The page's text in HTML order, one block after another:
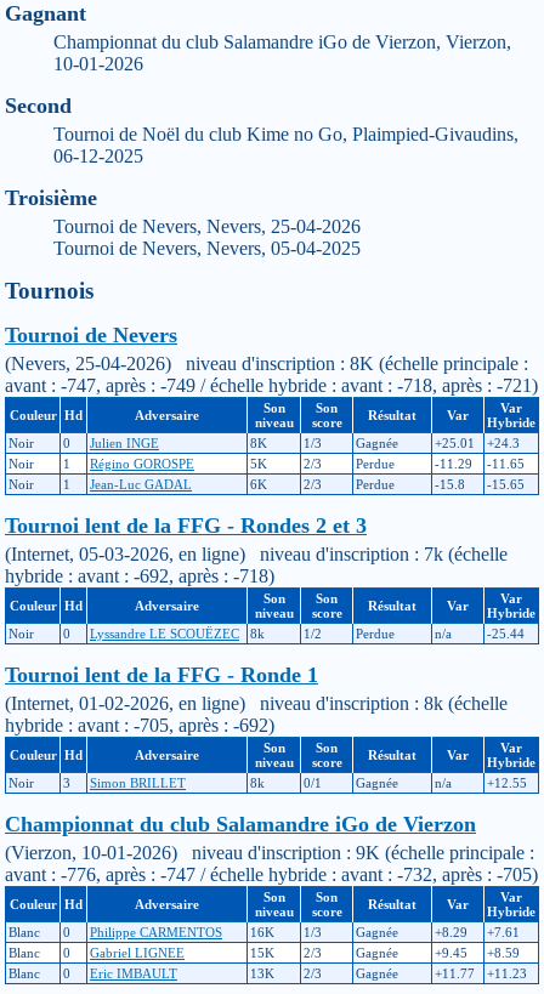
Gagnant
Championnat du club Salamandre iGo de Vierzon, Vierzon,
10-01-2026
Second
Tournoi de Noël du club Kime no Go, Plaimpied-Givaudins,
06-12-2025
Troisième
Tournoi de Nevers, Nevers, 25-04-2026
Tournoi de Nevers, Nevers, 05-04-2025
Tournois
Tournoi de Nevers
(Nevers, 25-04-2026) niveau d'inscription : 8K (échelle principale :
avant : -747, après : -749 / échelle hybride : avant : -718, après : -721)
Couleur Hd Adversaire
Son
niveau
Son
score
Résultat Var
Var
Hybride
Noir
0 Julien INGE 8K 1/3 Gagnée +25.01
+24.3
Noir
1 Régino GOROSPE 5K 2/3 Perdue -11.29
-11.65
Noir
1 Jean-Luc GADAL 6K 2/3 Perdue -15.8 -15.65
Tournoi lent de la FFG - Rondes 2 et 3
(Internet, 05-03-2026, en ligne) niveau d'inscription : 7k (échelle
hybride : avant : -692, après : -718)
Couleur Hd Adversaire
Son
niveau
Son
score
Résultat Var
Var
Hybride
Noir
0 Lyssandre LE SCOUËZEC 8k 1/2 Perdue n/a -25.44
Tournoi lent de la FFG - Ronde 1
(Internet, 01-02-2026, en ligne) niveau d'inscription : 8k (échelle
hybride : avant : -705, après : -692)
Couleur Hd Adversaire
Son
niveau
Son
score
Résultat Var
Var
Hybride
Noir
3 Simon BRILLET 8k 0/1 Gagnée n/a +12.55
Championnat du club Salamandre iGo de Vierzon
(Vierzon, 10-01-2026) niveau d'inscription : 9K (échelle principale :
avant : -776, après : -747 / échelle hybride : avant : -732, après : -705)
Couleur Hd Adversaire
Son
niveau
Son
score
Résultat Var
Var
Hybride
Blanc
0 Philippe CARMENTOS 16K 1/3 Gagnée +8.29
+7.61
Blanc
0 Gabriel LIGNEE 15K 2/3 Gagnée +9.45
+8.59
Blanc
0 Eric IMBAULT 13K 2/3 Gagnée +11.77 +11.23